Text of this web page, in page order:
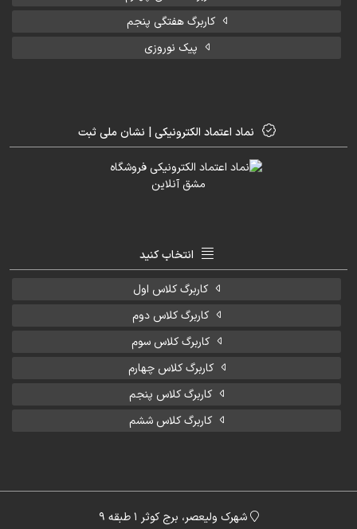
کاربرگ هفتگی پنجم
پیک نوروزی
نماد اعتماد الکترونیکی | نشان ملی ثبت
انتخاب کنید
کاربرگ کلاس اول
کاربرگ کلاس دوم
کاربرگ کلاس سوم
کاربرگ کلاس چهارم
کاربرگ کلاس پنجم
کاربرگ کلاس ششم
شهرک ولیعصر، برج کوثر 1 طبقه 9